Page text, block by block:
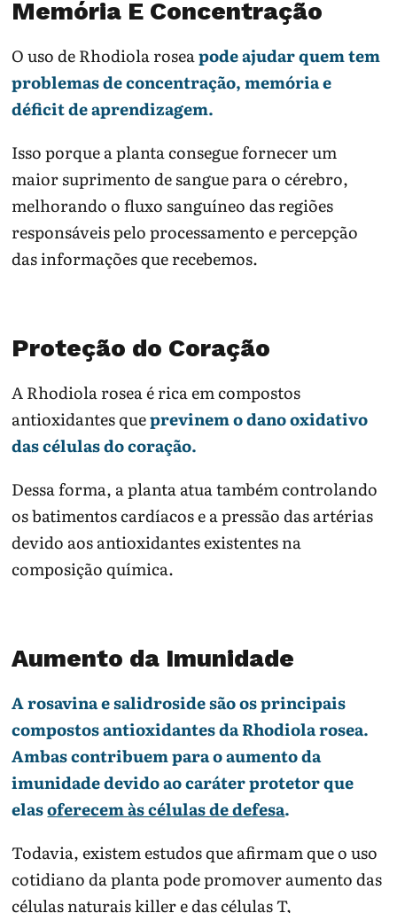
Memória E Concentração
O uso de Rhodiola roseapode ajudar quem tem
problemas de concentração, memória e
déficit de aprendizagem.
Isso porque a planta consegue fornecer um
maior suprimento de sangue para o cérebro,
melhorando o fluxo sanguíneo das regiões
responsáveis pelo processamento e percepção
das informações que recebemos.
Proteção do Coração
A Rhodiola rosea é rica em compostos
antioxidantes queprevinem o dano oxidativo
das células do coração.
Dessa forma, a planta atua também controlando
os batimentos cardíacos e a pressão das artérias
devido aos antioxidantes existentes na
composição química.
Aumento da Imunidade
A rosavina e salidroside são os principais
compostos antioxidantes da Rhodiola rosea.
Ambas contribuem para o aumento da
imunidade devido ao caráter protetor que
elasoferecem às células de defesa.
Todavia, existem estudos que afirmam que o uso
cotidiano da planta pode promover aumento das
células naturais killer e das células T,